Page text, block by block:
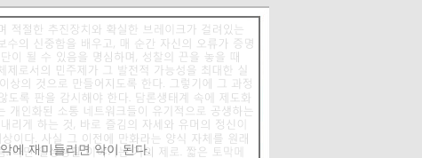
에 재미들리면 악이 된다.